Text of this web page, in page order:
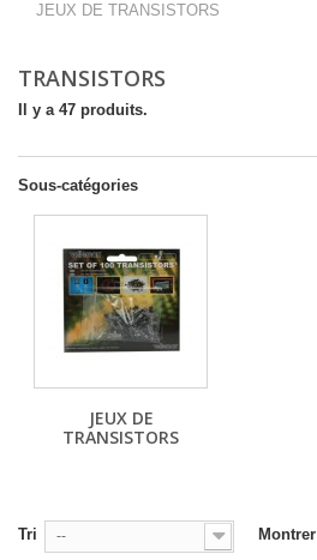
JEUX DE TRANSISTORS
TRANSISTORS
Il y a 47 produits.
Sous-catégories
JEUX DE
TRANSISTORS
Tri -- Montrer